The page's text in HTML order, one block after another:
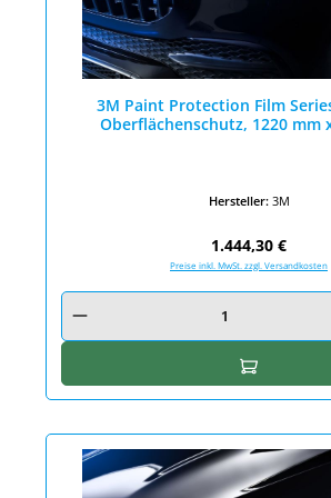
3M Paint Protection Film
Oberflächenschutz, 1220 mm
Hersteller: 3M
Regulärer Preis:
1.444,30 €
Preise inkl. MwSt. zzgl. Versandkosten
Produkt Anzahl: Gib den gewünschten Wert
In den